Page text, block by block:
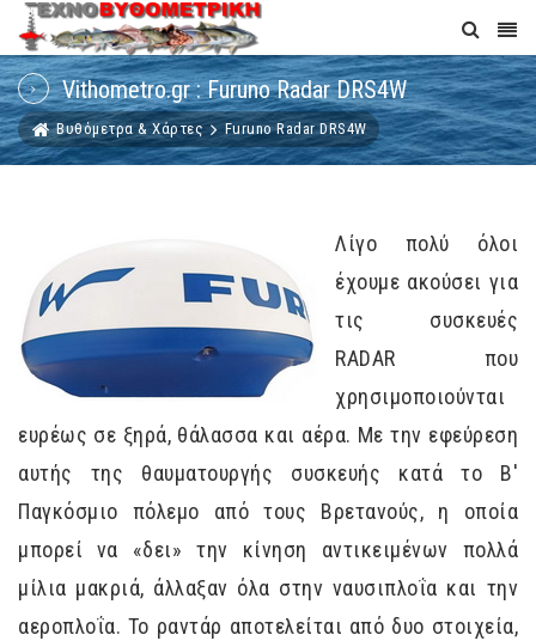
Vithometro.gr : Furuno Radar DRS4W
Βυθόμετρα & Χάρτες Furuno Radar DRS4W
Λίγο πολύ όλοι
έχουμε ακούσει για
τις συσκευές
RADAR που
χρησιμοποιούνται
ευρέως σε ξηρά, θάλασσα και αέρα. Με την εφεύρεση
αυτής της θαυματουργής συσκευής κατά το Β'
Παγκόσμιο πόλεμο από τους Βρετανούς, η οποία
μπορεί να «δει» την κίνηση αντικειμένων πολλά
μίλια μακριά, άλλαξαν όλα στην ναυσιπλοΐα και την
αεροπλοΐα. Το ραντάρ αποτελείται από δυο στοιχεία,